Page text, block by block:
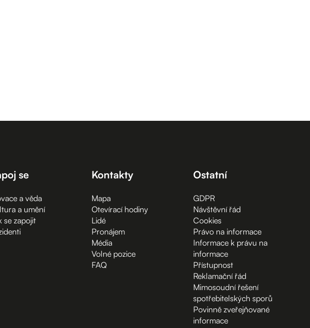
se
a věda
a umění
se zapojit
Kontakty
Mapa
Otevírací hodiny
Lidé
Pronájem
Média
Volné pozice
FAQ
Ostatní
GDPR
Návštěvní řád
Cookies
Právo na informace
Informace k právu na
informace
Přístupnost
Reklamační řád
Mimosoudní řešení
spotřebitelských sporů
Povinně zveřejňované
informace